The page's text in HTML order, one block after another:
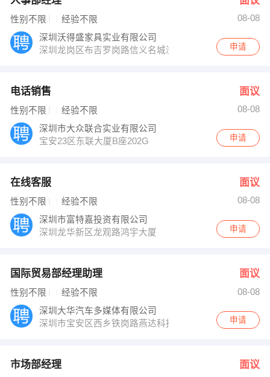
性别不限 经验不限
08-08
深圳沃得盛家具实业有限公司
深圳龙岗区布吉罗岗路信义名城溢芳园B栋1009 申请
电话销售 面议
性别不限 经验不限
08-08
深圳市大众联合实业有限公司
宝安23区东联大厦B座202G
申请
在线客服 面议
性别不限 经验不限
08-08
深圳市富特嘉投资有限公司
深圳龙华新区龙观路鸿宇大厦
申请
国际贸易部经理助理 面议
性别不限 经验不限
08-08
深圳大华汽车多媒体有限公司
深圳市宝安区西乡铁岗路燕达科技园西三楼
申请
市场部经理 面议